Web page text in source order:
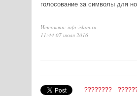
голосование за символы для
Источник: info-islam.ru
11:44 07 июля 2016
????????